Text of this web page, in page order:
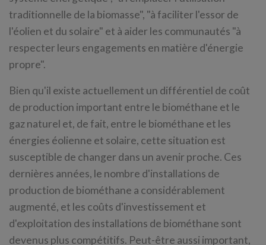
traditionnelle de la biomasse", "à faciliter l'essor de
l'éolien et du solaire" et à aider les communautés "à
respecter leurs engagements en matière d'énergie
propre".
Bien qu'il existe actuellement un différentiel de coût
de production important entre le biométhane et le
gaz naturel et, de fait, entre le biométhane et les
énergies éolienne et solaire, cette situation est
susceptible de changer dans un avenir proche. Ces
dernières années, le nombre d'installations de
production de biométhane a considérablement
augmenté, et les coûts d'investissement et
d'exploitation des installations de biométhane sont
devenus plus compétitifs. Peut-être aussi important,